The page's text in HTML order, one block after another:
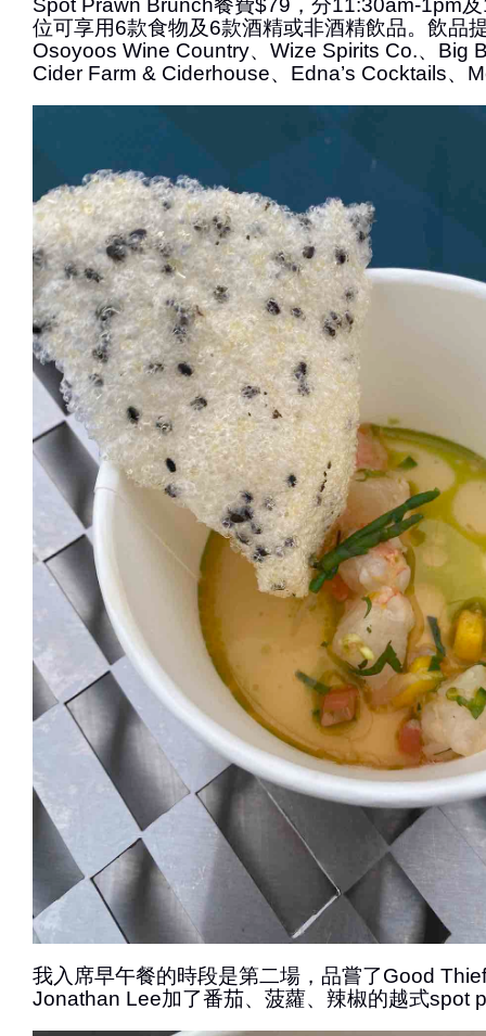
位可享用6款食物及6款酒精或非酒精飲品。飲品
Osoyoos Wine Country、Wize Spirits Co.、Big
Cider Farm & Ciderhouse、Edna’s Cocktails、
我入席早午餐的時段是第二場，品嘗了Good
Jonathan Lee加了番茄、菠蘿、辣椒的越式spot